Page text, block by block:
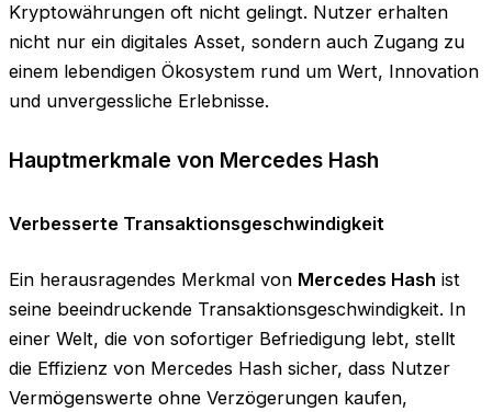
Kryptowährungen oft nicht gelingt. Nutzer erhalten
nicht nur ein digitales Asset, sondern auch Zugang zu
einem lebendigen Ökosystem rund um Wert, Innovation
und unvergessliche Erlebnisse.
Hauptmerkmale von Mercedes Hash
Verbesserte Transaktionsgeschwindigkeit
Ein herausragendes Merkmal von Mercedes Hash ist
seine beeindruckende Transaktionsgeschwindigkeit. In
einer Welt, die von sofortiger Befriedigung lebt, stellt
die Effizienz von Mercedes Hash sicher, dass Nutzer
Vermögenswerte ohne Verzögerungen kaufen,